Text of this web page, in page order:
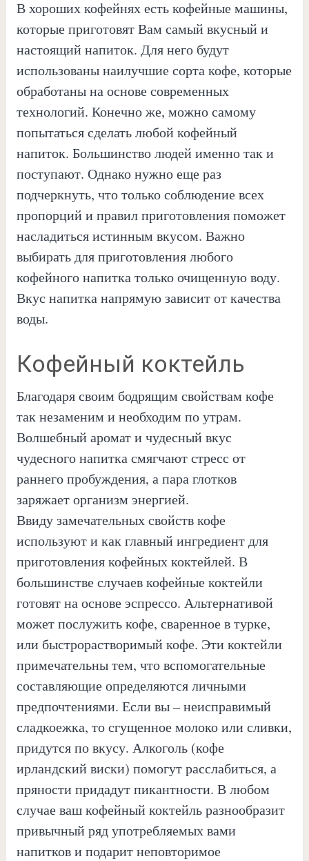
В хороших кофейнях есть кофейные машины,
которые приготовят Вам самый вкусный и
настоящий напиток. Для него будут
использованы наилучшие сорта кофе, которые
обработаны на основе современных
технологий. Конечно же, можно самому
попытаться сделать любой кофейный
напиток. Большинство людей именно так и
поступают. Однако нужно еще раз
подчеркнуть, что только соблюдение всех
пропорций и правил приготовления поможет
насладиться истинным вкусом. Важно
выбирать для приготовления любого
кофейного напитка только очищенную воду.
Вкус напитка напрямую зависит от качества
воды.
Кофейный коктейль
Благодаря своим бодрящим свойствам кофе
так незаменим и необходим по утрам.
Волшебный аромат и чудесный вкус
чудесного напитка смягчают стресс от
раннего пробуждения, а пара глотков
заряжает организм энергией.
Ввиду замечательных свойств кофе
используют и как главный ингредиент для
приготовления кофейных коктейлей. В
большинстве случаев кофейные коктейли
готовят на основе эспрессо. Альтернативой
может послужить кофе, сваренное в турке,
или быстрорастворимый кофе. Эти коктейли
примечательны тем, что вспомогательные
составляющие определяются личными
предпочтениями. Если вы – неисправимый
сладкоежка, то сгущенное молоко или сливки,
придутся по вкусу. Алкоголь (кофе
ирландский виски) помогут расслабиться, а
пряности придадут пикантности. В любом
случае ваш кофейный коктейль разнообразит
привычный ряд употребляемых вами
напитков и подарит неповторимое